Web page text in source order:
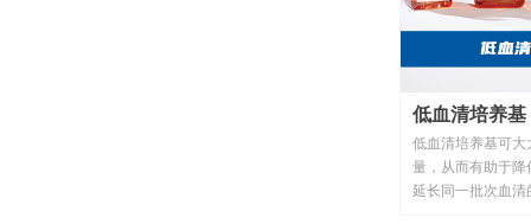
低血清培养基
低血清培养基可
量，从而有助于
延长同一批次血